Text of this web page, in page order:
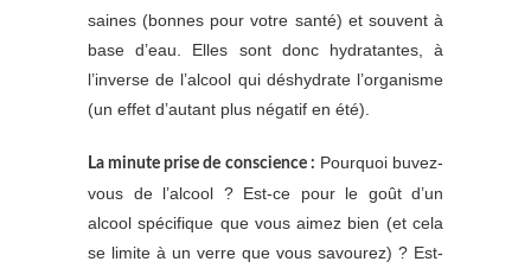
saines (bonnes pour votre santé) et souvent à
base d’eau. Elles sont donc hydratantes, à
l’inverse de l’alcool qui déshydrate l’organisme
(un effet d’autant plus négatif en été).
La minute prise de conscience : Pourquoi buvez-
vous de l’alcool ? Est-ce pour le goût d’un
alcool spécifique que vous aimez bien (et cela
se limite à un verre que vous savourez) ? Est-